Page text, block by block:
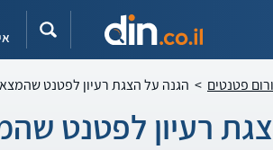
פטנטים > הגנה על הצגת רעיון לפטנט
רעיון לפטנט